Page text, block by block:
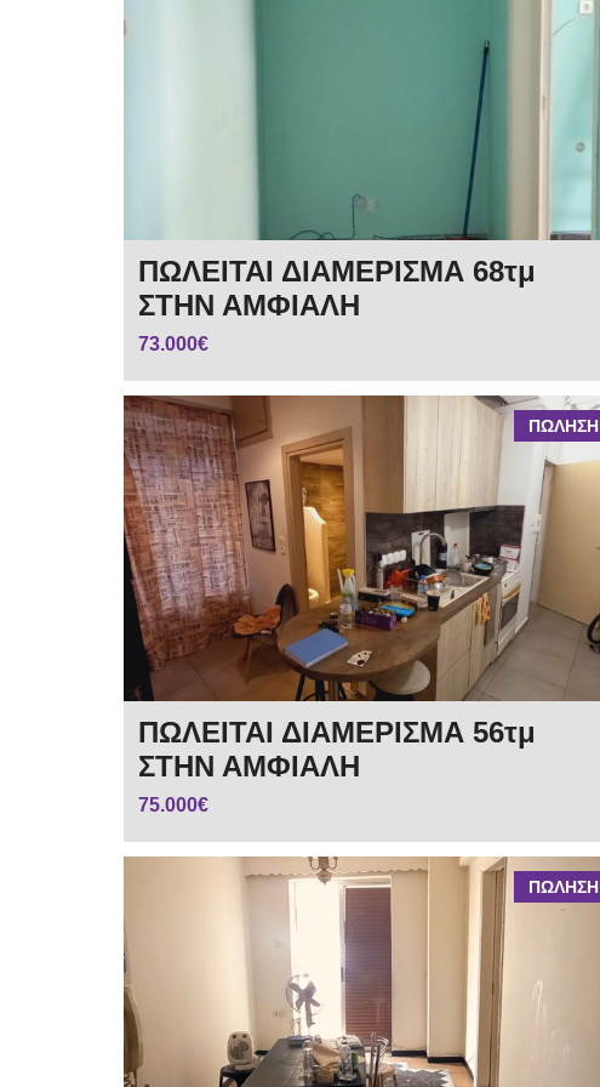
ΠΩΛΕΙΤΑΙ ΔΙΑΜΕΡΙΣΜΑ 68τμ
ΣΤΗΝ ΑΜΦΙΑΛΗ
73.000€
ΠΩΛΗΣΗ
ΠΩΛΕΙΤΑΙ ΔΙΑΜΕΡΙΣΜΑ 56τμ
ΣΤΗΝ ΑΜΦΙΑΛΗ
75.000€
ΠΩΛΗΣΗ